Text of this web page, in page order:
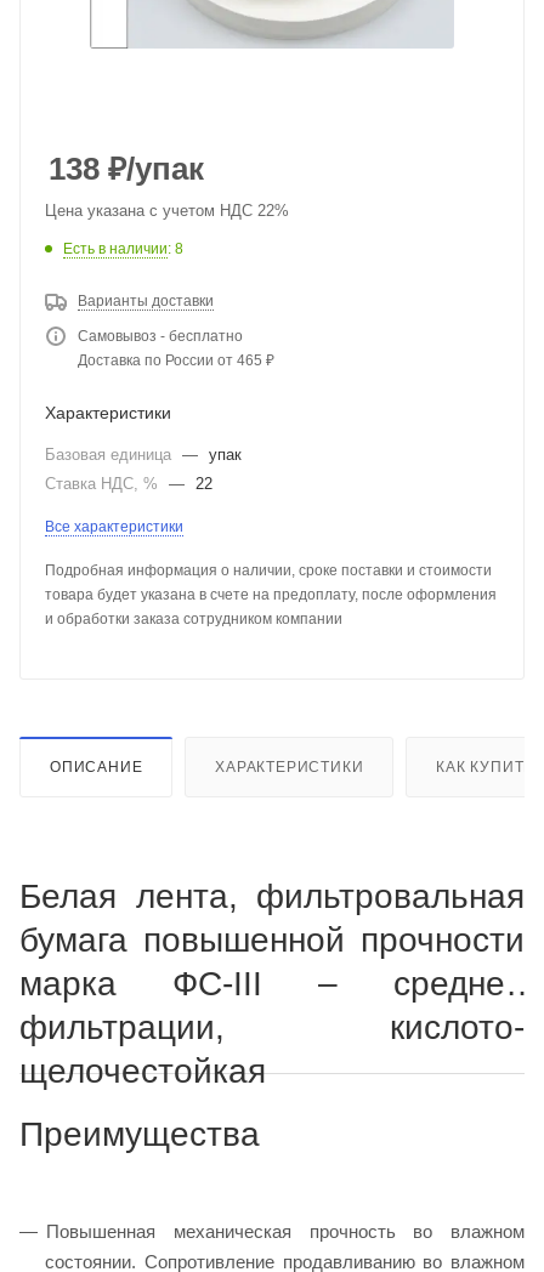
138 ₽/упак
Цена указана с учетом НДС 22%
Есть в наличии: 8
Варианты доставки
Самовывоз - бесплатно
Доставка по России от 465 ₽
Характеристики
Базовая единица — упак
Ставка НДС, %
— 22
Все характеристики
Подробная информация о наличии, сроке поставки и стоимости
товара будет указана в счете на предоплату, после оформления
и обработки заказа сотрудником компании
ОПИСАНИЕ ХАРАКТЕРИСТИКИ КАК КУПИТЬ
Белая лента, фильтровальная
бумага повышенной прочности
марка ФС-III – средней
фильтрации, кислото-
щелочестойкая
Преимущества
Повышенная механическая прочность во влажном
состоянии. Сопротивление продавливанию во влажном